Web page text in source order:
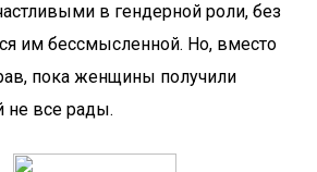
в гендерной роли, без
им бессмысленной. Но, вместо
пока женщины получили
не все рады.